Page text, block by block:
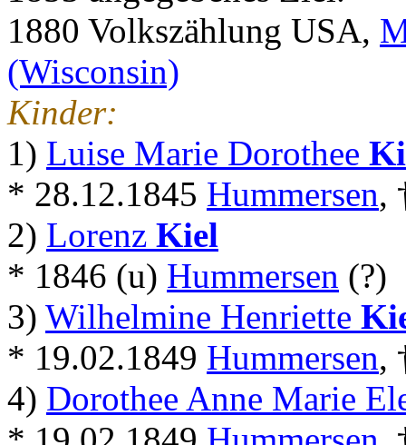
1880 Volkszählung USA,
(Wisconsin)
Kinder:
1) Luise Marie Dorothee
* 28.12.1845 Hummersen,
2) Lorenz Kiel
* 1846 (u) Hummersen (?)
3) Wilhelmine Henriette
* 19.02.1849 Hummersen,
4) Dorothee Anne Marie